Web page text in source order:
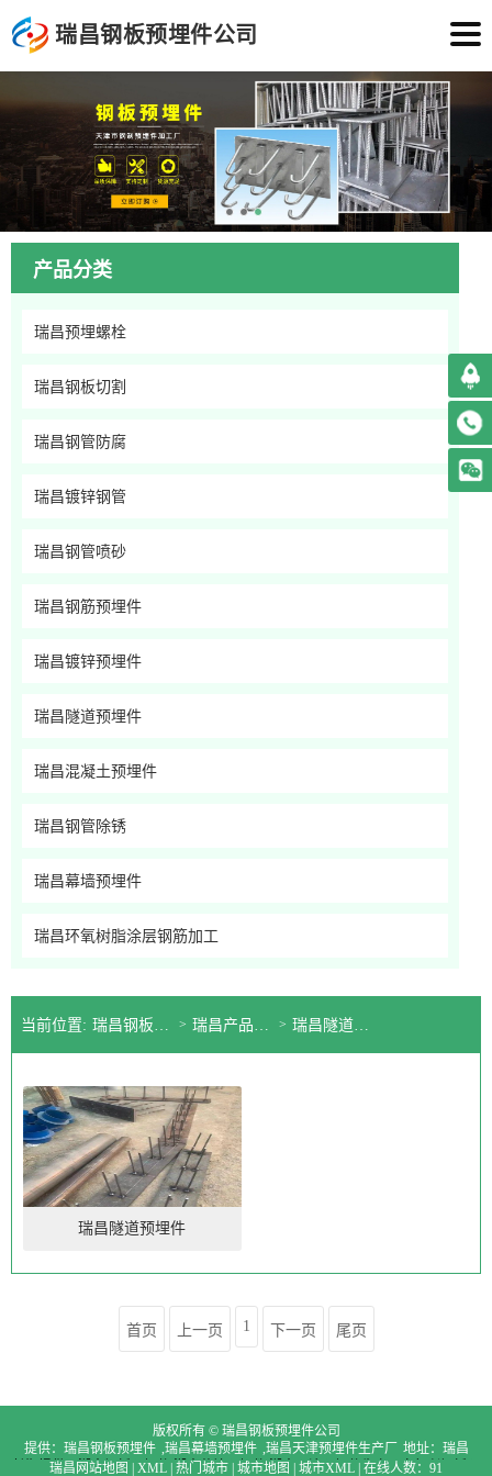
瑞昌钢板预埋件公司
产品分类
瑞昌预埋螺栓
瑞昌钢板切割
瑞昌钢管防腐
瑞昌镀锌钢管
瑞昌钢管喷砂
瑞昌钢筋预埋件
瑞昌镀锌预埋件
瑞昌隧道预埋件
瑞昌混凝土预埋件
瑞昌钢管除锈
瑞昌幕墙预埋件
瑞昌环氧树脂涂层钢筋加工
当前位置: 瑞昌钢板预埋件公司 > 瑞昌产品展示 > 瑞昌隧道预埋件
瑞昌隧道预埋件
首页 上一页 1 下一页 尾页
版权所有 © 瑞昌钢板预埋件公司
提供： 瑞昌钢板预埋件 ,瑞昌幕墙预埋件 ,瑞昌天津预埋件生产厂家地址：瑞昌
长期提供：湖南钢板预埋件,湖南幕墙预埋件,湖南天津预埋件生产厂家复兴钢板预
瑞昌网站地图 XML 热门城市 城市地图 城市XML 在线人数：91